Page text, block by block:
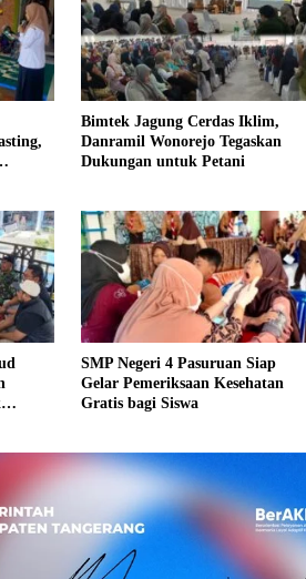
Bimtek Jagung Cerdas Iklim,
Danramil Wonorejo Tegaskan
Dukungan untuk Petani
SMP Negeri 4 Pasuruan Siap
Gelar Pemeriksaan Kesehatan
Gratis bagi Siswa